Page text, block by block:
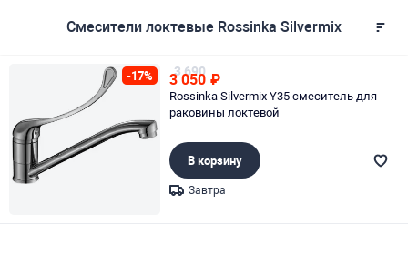
Смесители локтевые Rossinka Silvermix
-17% 3 690
3 050 ₽
Rossinka Silvermix Y35 смеситель для
раковины локтевой
В корзину
Завтра